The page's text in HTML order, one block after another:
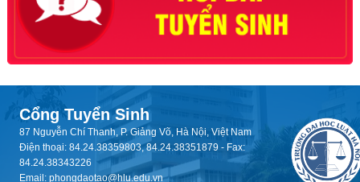
Cổng Tuyển Sinh
87 Nguyễn Chí Thanh, P. Giảng Võ, Hà Nội, Việt Nam
Điện thoại: 84.24.38359803, 84.24.38351879 - Fax:
84.24.38343226
Email: phongdaotao@hlu.edu.vn